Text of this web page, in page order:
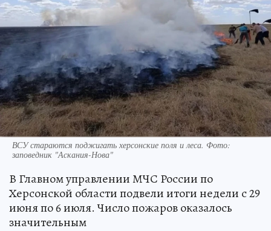
ВСУ стараются поджигать херсонские поля и леса. Фото:
заповедник "Аскания-Нова"
В Главном управлении МЧС России по
Херсонской области подвели итоги недели с 29
июня по 6 июля. Число пожаров оказалось
значительным